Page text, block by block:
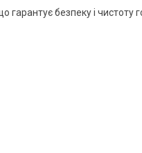
безпеку і чистоту